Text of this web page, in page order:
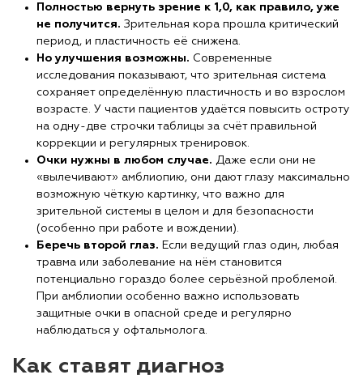
Полностью вернуть зрение к 1,0, как правило, уже
не получится. Зрительная кора прошла критический
период, и пластичность её снижена.
Но улучшения возможны. Современные
исследования показывают, что зрительная система
сохраняет определённую пластичность и во взрослом
возрасте. У части пациентов удаётся повысить остроту
на одну-две строчки таблицы за счёт правильной
коррекции и регулярных тренировок.
Очки нужны в любом случае. Даже если они не
«вылечивают» амблиопию, они дают глазу максимально
возможную чёткую картинку, что важно для
зрительной системы в целом и для безопасности
(особенно при работе и вождении).
Беречь второй глаз. Если ведущий глаз один, любая
травма или заболевание на нём становится
потенциально гораздо более серьёзной проблемой.
При амблиопии особенно важно использовать
защитные очки в опасной среде и регулярно
наблюдаться у офтальмолога.
Как ставят диагноз